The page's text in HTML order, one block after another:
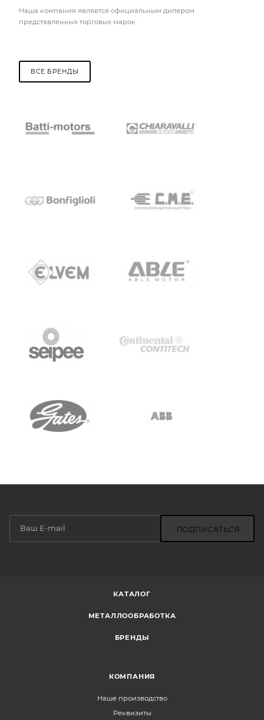
Наша компания является официальным дилером
представленных торговых марок.
ВСЕ БРЕНДЫ
ПОДПИСАТЬСЯ
КАТАЛОГ
МЕТАЛЛООБРАБОТКА
БРЕНДЫ
КОМПАНИЯ
Наше производство
Реквизиты